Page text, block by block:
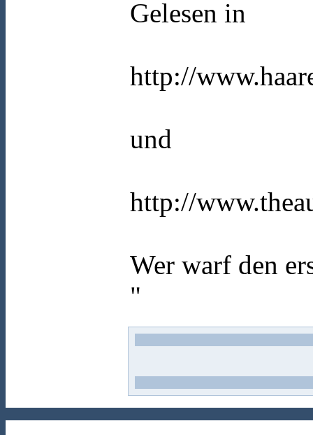
Gelesen in
http://
und
http://
Wer warf den
"